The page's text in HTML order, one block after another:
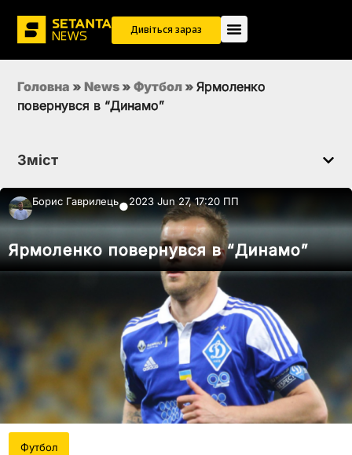
Дивіться зараз
Головна » News » Футбол » Ярмоленко
повернувся в “Динамо”
Зміст
Борис Гаврилець●2023 Jun 27, 17:20 ПП
Ярмоленко повернувся в “Динамо”
Футбол